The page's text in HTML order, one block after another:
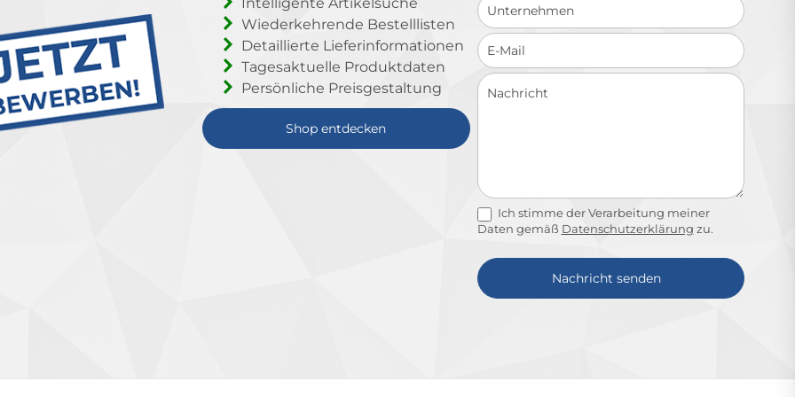
Wiederkehrende Bestelllisten
Detaillierte Lieferinformationen
Tagesaktuelle Produktdaten
Persönliche Preisgestaltung
Shop entdecken
Ich stimme der Verarbeitung meiner
Daten gemäß Datenschutzerklärung zu.
Nachricht senden